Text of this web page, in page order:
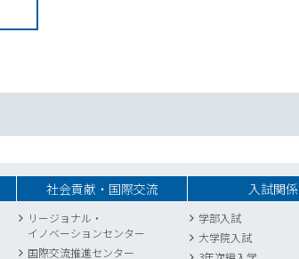
社会貢献・国際交流
リージョナル・
イノベーションセンター
国際交流推進センター
入試関係
学部入試
大学院入試